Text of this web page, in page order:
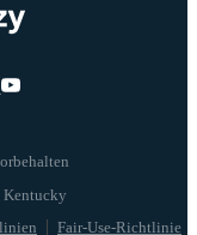
Fair-Use-Richtlinie